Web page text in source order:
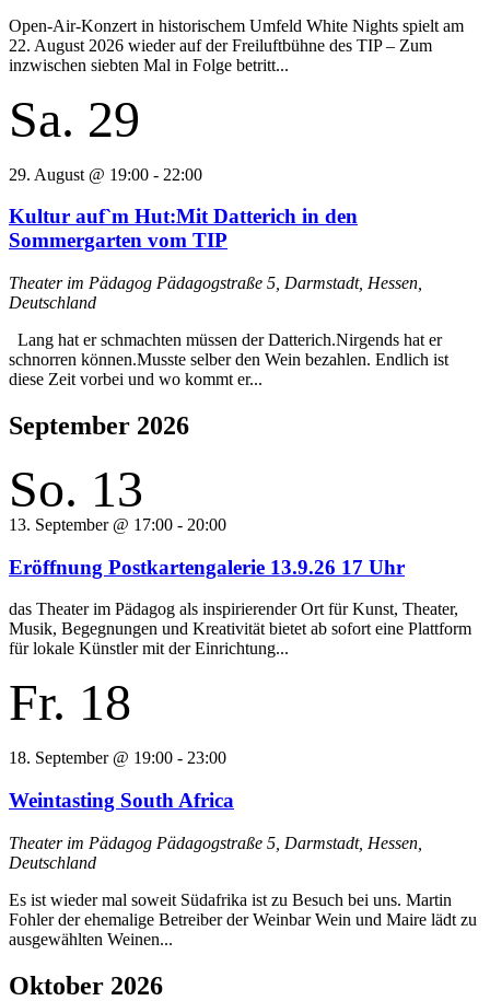
Open-Air-Konzert in historischem Umfeld White Nights spielt am
22. August 2026 wieder auf der Freiluftbühne des TIP – Zum
inzwischen siebten Mal in Folge betritt...
Sa. 29
29. August @ 19:00 - 22:00
Kultur auf`m Hut:Mit Datterich in den
Sommergarten vom TIP
Theater im Pädagog Pädagogstraße 5, Darmstadt, Hessen,
Deutschland
Lang hat er schmachten müssen der Datterich.Nirgends hat er
schnorren können.Musste selber den Wein bezahlen. Endlich ist
diese Zeit vorbei und wo kommt er...
September 2026
So. 13
13. September @ 17:00 - 20:00
Eröffnung Postkartengalerie 13.9.26 17 Uhr
das Theater im Pädagog als inspirierender Ort für Kunst, Theater,
Musik, Begegnungen und Kreativität bietet ab sofort eine Plattform
für lokale Künstler mit der Einrichtung...
Fr. 18
18. September @ 19:00 - 23:00
Weintasting South Africa
Theater im Pädagog Pädagogstraße 5, Darmstadt, Hessen,
Deutschland
Es ist wieder mal soweit Südafrika ist zu Besuch bei uns. Martin
Fohler der ehemalige Betreiber der Weinbar Wein und Maire lädt zu
ausgewählten Weinen...
Oktober 2026